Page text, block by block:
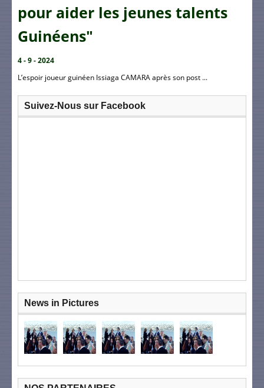
pour aider les jeunes talents
Guinéens"
4 - 9 - 2024
L’espoir joueur guinéen Issiaga CAMARA après son post ...
Suivez-Nous sur Facebook
News in Pictures